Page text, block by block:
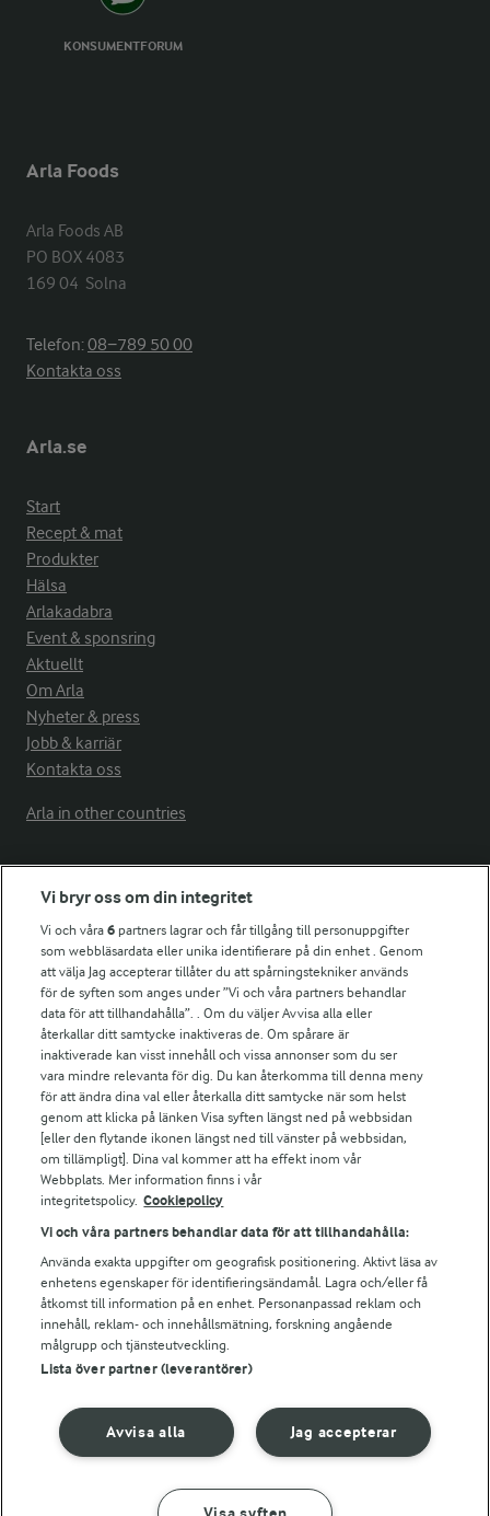
KONSUMENTFORUM
Arla Foods
Arla Foods AB
PO BOX 4083
169 04  Solna
Telefon:08−789 50 00
Kontakta oss
Arla.se
Start
Recept & mat
Produkter
Hälsa
Arlakadabra
Event & sponsring
Aktuellt
Om Arla
Nyheter & press
Jobb & karriär
Kontakta oss
Arla in other countries
Fler Arlasajter
För ägare
Arlas kundportal
Arla.com
Falbygdens Ost
Arla webbshop
Bildbank
Följ oss
© 2026 Arla Foods
Integritetspolicy
Vi bryr oss om din integritet
Vi och våra6 partners lagrar och får tillgång till personuppgifter
som webbläsardata eller unika identifierare på din enhet . Genom
att välja Jag accepterar tillåter du att spårningstekniker används
för de syften som anges under ”Vi och våra partners behandlar
data för att tillhandahålla”. . Om du väljer Avvisa alla eller
återkallar ditt samtycke inaktiveras de. Om spårare är
inaktiverade kan visst innehåll och vissa annonser som du ser
vara mindre relevanta för dig. Du kan återkomma till denna meny
för att ändra dina val eller återkalla ditt samtycke när som helst
genom att klicka på länken Visa syften längst ned på webbsidan
[eller den flytande ikonen längst ned till vänster på webbsidan,
om tillämpligt]. Dina val kommer att ha effekt inom vår
Webbplats. Mer information finns i vår
integritetspolicy. Cookiepolicy
Vi och våra partners behandlar data för att tillhandahålla:
Använda exakta uppgifter om geografisk positionering. Aktivt läsa av
enhetens egenskaper för identifieringsändamål. Lagra och/eller få
åtkomst till information på en enhet. Personanpassad reklam och
innehåll, reklam- och innehållsmätning, forskning angående
målgrupp och tjänsteutveckling.
Lista över partner (leverantörer)
Jag accepterar
Avvisa alla